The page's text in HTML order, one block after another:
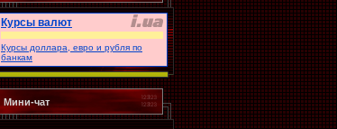
Курсы валют
Курсы доллара, евро и рубля по
банкам
Мини-чат